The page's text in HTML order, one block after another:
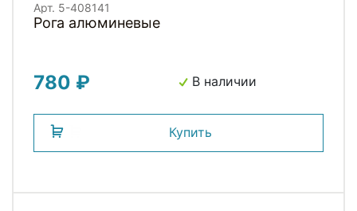
Арт. 5-408141
Рога алюминевые
780 ₽ В наличии
Купить